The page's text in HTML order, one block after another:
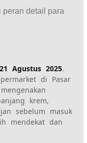
peran detail para
21 Agustus 2025.
di Pasar
krem,
sebelum masuk
mendekat dan